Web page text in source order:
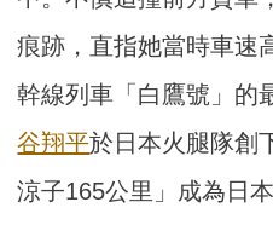
痕跡，直指她當時車速
幹線列車「白鷹號」的
谷翔平於日本火腿隊創
涼子165公里」成為日